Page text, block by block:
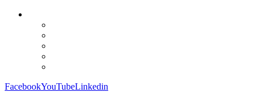
FacebookYouTubeLinkedin